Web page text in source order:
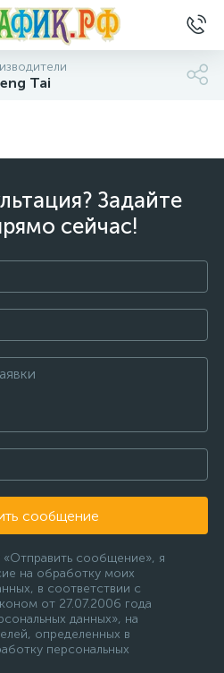
Tai
Задайте
сейчас!
сообщение
сообщение», я
на обработку моих
в соответствии с
от 27.07.2006 года
данных», на
определенных в
персональных